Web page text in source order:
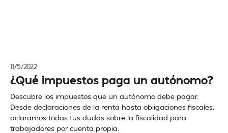
11/5/2022
¿Qué impuestos paga un autónomo?
Descubre los impuestos que un autónomo debe pagar.
Desde declaraciones de la renta hasta obligaciones fiscales,
aclaramos todas tus dudas sobre la fiscalidad para
trabajadores por cuenta propia.